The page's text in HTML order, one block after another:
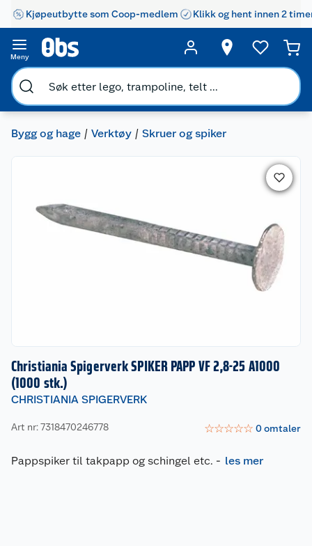
Kjøpeutbytte som Coop-medlem Klikk og hent innen 2
Meny
Bygg og hage Verktøy Skruer og spiker
Christiania Spigerverk SPIKER PAPP VF 2,8-25 A1000
(1000 stk.)
CHRISTIANIA SPIGERVERK
Art nr: 7318470246778 ☆☆☆☆☆ 0omtaler
Pappspiker til takpapp og schingel etc. - les mer